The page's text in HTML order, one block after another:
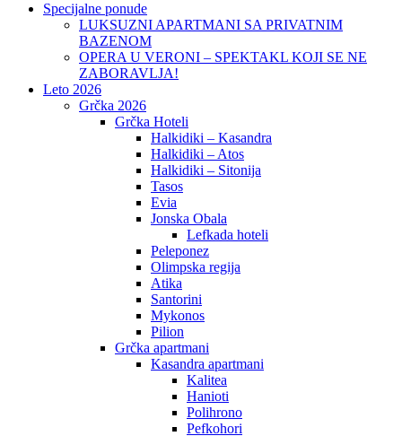
Specijalne ponude
LUKSUZNI APARTMANI SA PRIVATNIM
BAZENOM
OPERA U VERONI – SPEKTAKL KOJI SE NE
ZABORAVLJA!
Leto 2026
Grčka 2026
Grčka Hoteli
Halkidiki – Kasandra
Halkidiki – Atos
Halkidiki – Sitonija
Tasos
Evia
Jonska Obala
Lefkada hoteli
Peleponez
Olimpska regija
Atika
Santorini
Mykonos
Pilion
Grčka apartmani
Kasandra apartmani
Kalitea
Hanioti
Polihrono
Pefkohori